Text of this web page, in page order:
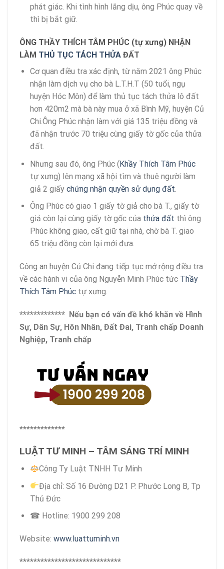
phát giác. Khi tình hình lắng dịu, ông Phúc quay về
thì bị bắt giữ.
ÔNG THẦY THÍCH TÂM PHÚC (tự xưng) NHẬN
LÀM THỦ TỤC TÁCH THỬA ĐẤT
Cơ quan điều tra xác định, từ năm 2021 ông Phúc
nhận làm dịch vụ cho bà L.T.H.T (50 tuổi, ngụ
huyện Hóc Môn) để làm thủ tục tách thửa lô đất
hơn 420m2 mà bà này mua ở xã Bình Mỹ, huyện Củ
Chi.Ông Phúc nhận làm với giá 135 triệu đồng và
đã nhận trước 70 triệu cùng giấy tờ gốc của thửa
đất.
Nhưng sau đó, ông Phúc (Khầy Thích Tâm Phúc
tự xưng) lên mạng xã hội tìm và thuê người làm
giả 2 giấy chứng nhận quyền sử dụng đất.
Ông Phúc có giao 1 giấy tờ giả cho bà T., giấy tờ
giả còn lại cùng giấy tờ gốc của thửa đất thì ông
Phúc không giao, cất giữ tại nhà, chờ bà T. giao
65 triệu đồng còn lại mới đưa.
Công an huyện Củ Chi đang tiếp tục mở rộng điều tra
về các hành vi của ông Nguyễn Minh Phúc tức Thầy
Thích Tâm Phúc tự xưng.
************* Nếu bạn có vấn đề khó khăn về Hình
Sự, Dân Sự, Hôn Nhân, Đất Đai, Tranh chấp Doanh
Nghiệp, Tranh chấp
*************
LUẬT TƯ MINH – TÂM SÁNG TRÍ MINH
Công Ty Luật TNHH Tư Minh
Địa chỉ: Số 16 Đường D21 P. Phước Long B, Tp
Thủ Đức
☎ Hotline: 1900 299 208
Website: www.luattuminh.vn
*****************************